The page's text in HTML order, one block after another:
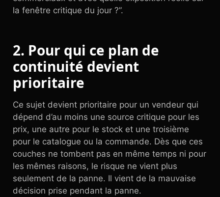
la fenêtre critique du jour ?”.
2. Pour qui ce plan de
continuité devient
prioritaire
Ce sujet devient prioritaire pour un vendeur qui
dépend d’au moins une source critique pour les
prix, une autre pour le stock et une troisième
pour le catalogue ou la commande. Dès que ces
couches ne tombent pas en même temps ni pour
les mêmes raisons, le risque ne vient plus
seulement de la panne. Il vient de la mauvaise
décision prise pendant la panne.